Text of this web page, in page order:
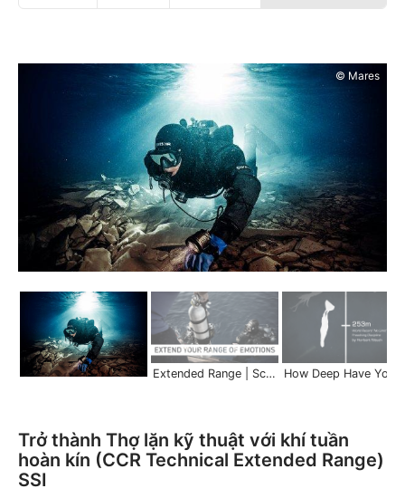
© Mares
Extended Range | Scuba Schools International
Trở thành Thợ lặn kỹ thuật với khí tuần
hoàn kín (CCR Technical Extended Range)
SSI